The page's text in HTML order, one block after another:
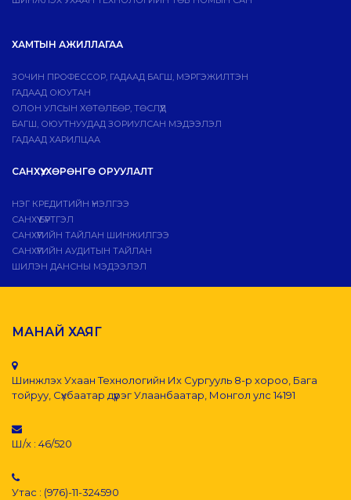
ХАМТЫН АЖИЛЛАГАА
ЗОЧИН ПРОФЕССОР, ГАДААД БАГШ, МЭРГЭЖИЛТЭН
ГАДААД ОЮУТАН
ОЛОН УЛСЫН ХӨТӨЛБӨР, ТӨСЛҮҮД
БАГШ, ОЮУТНУУДАД ЗОРИУЛСАН МЭДЭЭЛЭЛ
ГАДААД ХАРИЛЦАА
САНХҮҮ, ХӨРӨНГӨ ОРУУЛАЛТ
НЭГ КРЕДИТИЙН ҮНЭЛГЭЭ
САНХҮҮ БҮРТГЭЛ
САНХҮҮГИЙН ТАЙЛАН ШИНЖИЛГЭЭ
САНХҮҮГИЙН АУДИТЫН ТАЙЛАН
ШИЛЭН ДАНСНЫ МЭДЭЭЛЭЛ
МАНАЙ ХАЯГ
Шинжлэх Ухаан Технологийн Их Сургууль 8-р хороо, Бага
тойруу, Сүхбаатар дүүрэг Улаанбаатар, Монгол улс 14191
Ш/х : 46/520
Утас : (976)-11-324590